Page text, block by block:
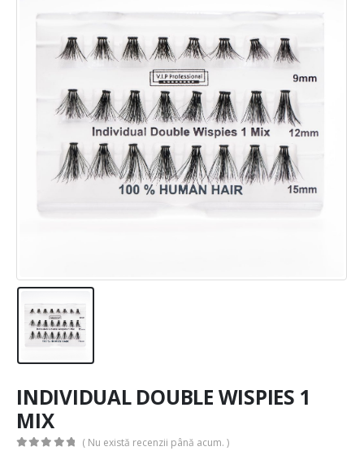
INDIVIDUAL DOUBLE WISPIES 1
MIX
( Nu există recenzii până acum. )